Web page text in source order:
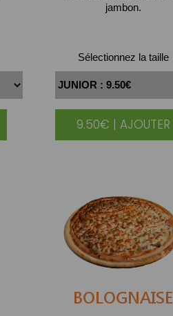
jambon.
Sélectionnez la taille
|
9.50€ | AJOUTER
BOLOGNAISE